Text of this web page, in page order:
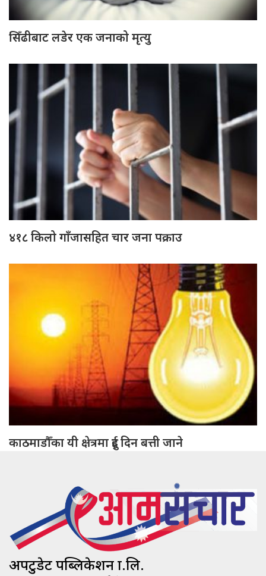
सिँढीबाट लडेर एक जनाको मृत्यु
४१८ किलो गाँजासहित चार जना पक्राउ
काठमाडौँका यी क्षेत्रमा दुई दिन बत्ती जाने
अपटुडेट पब्लिकेशन प्रा.लि.